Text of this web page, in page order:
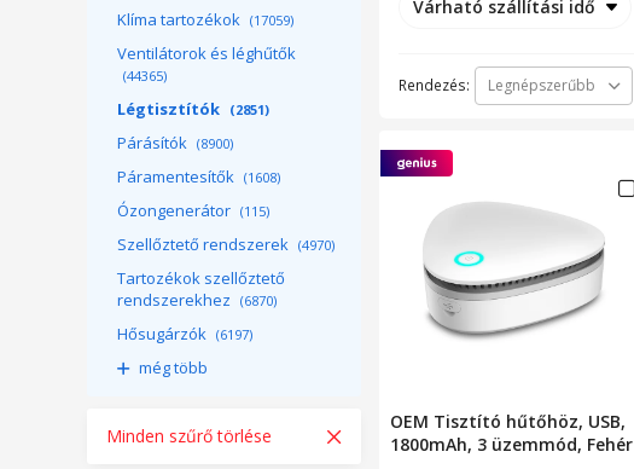
Klíma tartozékok (17059)
Ventilátorok és léghűtők
(44365)
Légtisztítók (2851)
Párásítók (8900)
Páramentesítők (1608)
Ózongenerátor (115)
Szellőztető rendszerek (4970)
Tartozékok szellőztető
rendszerekhez (6870)
Hősugárzók (6197)
még több
Minden szűrő törlése
Várható szállítási idő
Rendezés: Legnépszerűbb
OEM Tisztító hűtőhöz, USB,
1800mAh, 3 üzemmód, Fehér